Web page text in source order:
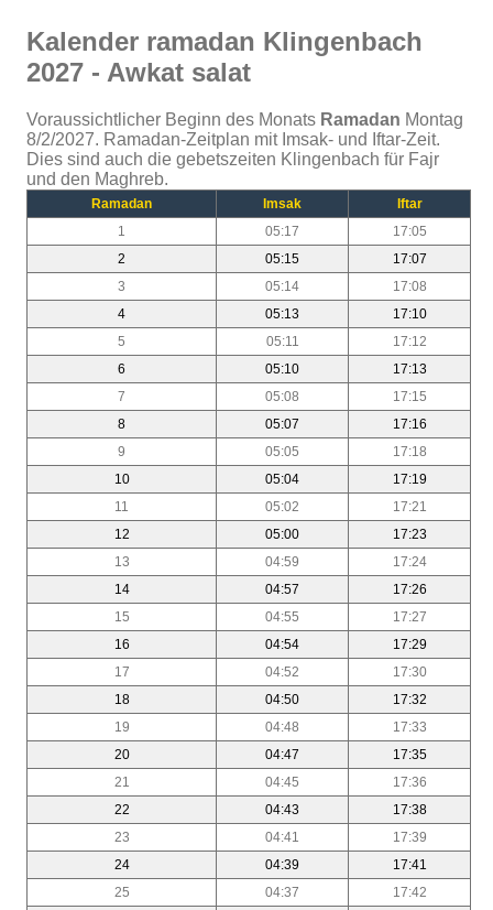
Kalender ramadan Klingenbach
2027 - Awkat salat
Voraussichtlicher Beginn des Monats Ramadan Montag
8/2/2027. Ramadan-Zeitplan mit Imsak- und Iftar-Zeit.
Dies sind auch die gebetszeiten Klingenbach für Fajr
und den Maghreb.
Ramadan Imsak
Iftar
1
05:17
17:05
2
05:15
17:07
3
05:14
17:08
4
05:13
17:10
5
05:11
17:12
6
05:10
17:13
7
05:08
17:15
8
05:07
17:16
9
05:05
17:18
10
05:04
17:19
11
05:02
17:21
12
05:00
17:23
13
04:59
17:24
14
04:57
17:26
15
04:55
17:27
16
04:54
17:29
17
04:52
17:30
18
04:50
17:32
19
04:48
17:33
20
04:47
17:35
21
04:45
17:36
22
04:43
17:38
23
04:41
17:39
24
04:39
17:41
25
04:37
17:42